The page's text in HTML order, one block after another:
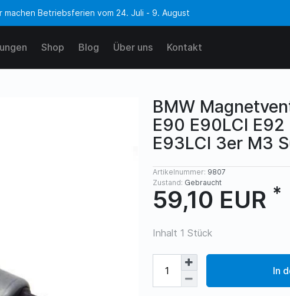
machen Betriebsferien vom 24. Juli - 9. August
Shop Blog Über uns Kontakt
BMW
E90 E90LCI
E93LCI 3er M3
Artikelnummer: 9807
Zustand: Gebraucht
59,10 EUR *
Inhalt 1 Stück
In